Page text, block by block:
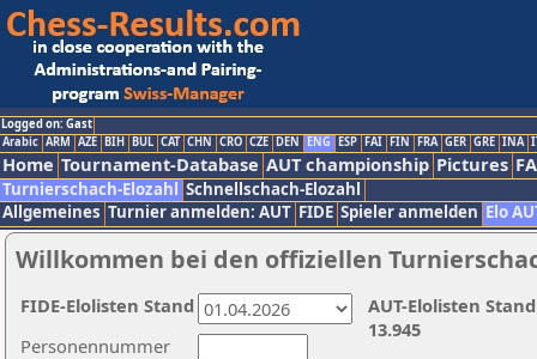
Logged on: Gast
Arabic ARM AZE BIH BUL CAT CHN CRO CZE DEN ENG ESP FAI FIN FRA GER GRE INA
Home Tournament-Database AUT championship Pictures
Turnierschach-Elozahl Schnellschach-Elozahl
Allgemeines Turnier anmelden: AUT FIDE Spieler anmelden Elo
Willkommen bei den offiziellen
Personennummer
AUT-Elolisten
13.945
FIDE-Elolisten Stand